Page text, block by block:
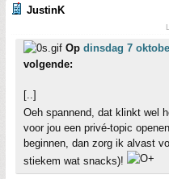
JustinK
Op dinsdag 7
volgende:
[..]
Oeh spannend, dat klinkt wel
voor jou een privé-topic
beginnen, dan zorg ik alvast
stiekem wat snacks)!